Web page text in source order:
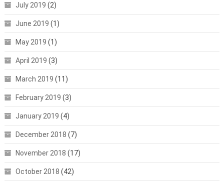
July 2019 (2)
June 2019 (1)
May 2019 (1)
April 2019 (3)
March 2019 (11)
February 2019 (3)
January 2019 (4)
December 2018 (7)
November 2018 (17)
October 2018 (42)